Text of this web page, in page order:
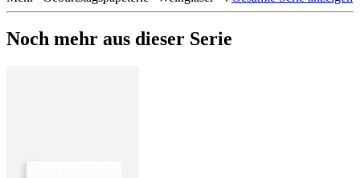
Noch mehr aus dieser Serie